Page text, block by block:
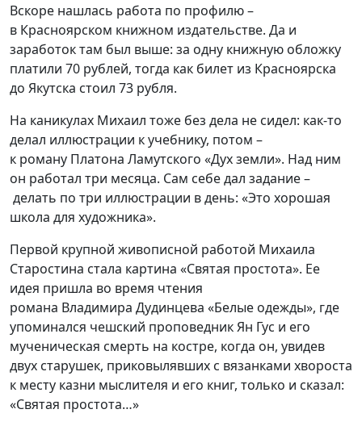
Вскоре нашлась работа по профилю –
в Красноярском книжном издательстве. Да и
заработок там был выше: за одну книжную обложку
платили 70 рублей, тогда как билет из Красноярска
до Якутска стоил 73 рубля.
На каникулах Михаил тоже без дела не сидел: как-то
делал иллюстрации к учебнику, потом –
к роману Платона Ламутского «Дух земли». Над ним
он работал три месяца. Сам себе дал задание–
делать по три иллюстрации в день: «Это хорошая
школа для художника».
Первой крупной живописной работой Михаила
Старостина стала картина «Святая простота». Ее
идея пришла во время чтения
романа Владимира Дудинцева «Белые одежды», где
упоминался чешский проповедникЯн Гус и его
мученическая смерть на костре, когда он, увидев
двух старушек, приковылявших с вязанками хвороста
к месту казни мыслителя и его книг, только и сказал:
«Святая простота…»